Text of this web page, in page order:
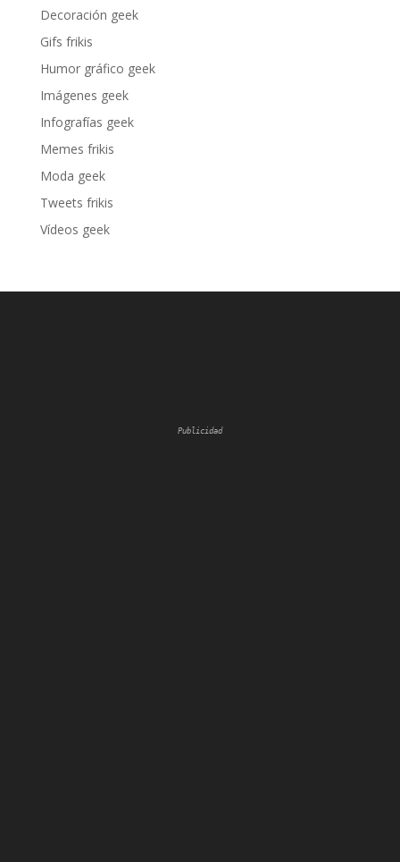
Decoración geek
Gifs frikis
Humor gráfico geek
Imágenes geek
Infografías geek
Memes frikis
Moda geek
Tweets frikis
Vídeos geek
Publicidad